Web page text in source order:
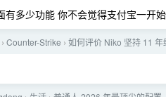
有多少功能 你不会觉得支付宝一开
› Counter-Strike › 如何评价 Niko 坚持 11 年